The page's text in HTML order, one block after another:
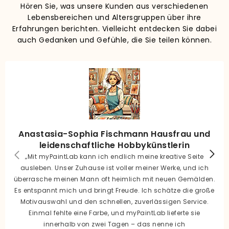
Hören Sie, was unsere Kunden aus verschiedenen
Lebensbereichen und Altersgruppen über ihre
Erfahrungen berichten. Vielleicht entdecken Sie dabei
auch Gedanken und Gefühle, die Sie teilen können.
Anastasia-Sophia Fischmann Hausfrau und
leidenschaftliche Hobbykünstlerin
„Mit myPaintLab kann ich endlich meine kreative Seite
ausleben. Unser Zuhause ist voller meiner Werke, und ich
überrasche meinen Mann oft heimlich mit neuen Gemälden.
Es entspannt mich und bringt Freude. Ich schätze die große
Motivauswahl und den schnellen, zuverlässigen Service.
Einmal fehlte eine Farbe, und myPaintLab lieferte sie
innerhalb von zwei Tagen – das nenne ich